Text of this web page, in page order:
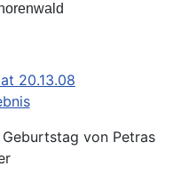
von Petras